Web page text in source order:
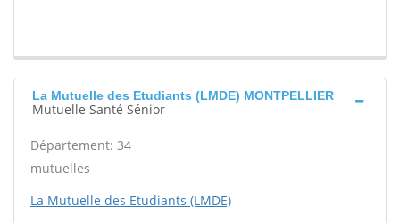
La Mutuelle des Etudiants (LMDE) MONTPELLIER
Mutuelle Santé Sénior
Département: 34
mutuelles
La Mutuelle des Etudiants (LMDE)